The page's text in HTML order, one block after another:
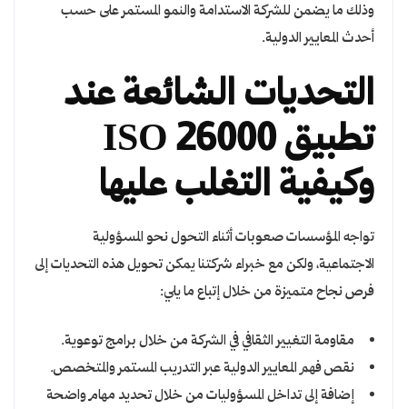
وذلك ما يضمن للشركة الاستدامة والنمو المستمر على حسب
أحدث المعايير الدولية.
التحديات الشائعة عند
تطبيق ISO 26000
وكيفية التغلب عليها
تواجه المؤسسات صعوبات أثناء التحول نحو المسؤولية
الاجتماعية، ولكن مع خبراء شركتنا يمكن تحويل هذه التحديات إلى
فرص نجاح متميزة من خلال إتباع ما يلي:
مقاومة التغيير الثقافي في الشركة من خلال برامج توعوية.
نقص فهم المعايير الدولية عبر التدريب المستمر والمتخصص.
إضافة إلى تداخل المسؤوليات من خلال تحديد مهام واضحة